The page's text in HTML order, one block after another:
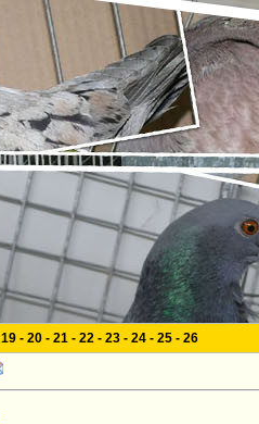
19- 20- 21- 22- 23- 24- 25- 26